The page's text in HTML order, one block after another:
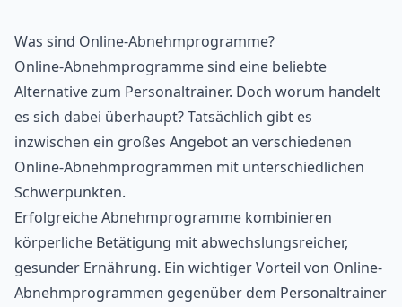
Was sind Online-Abnehmprogramme?
Online-Abnehmprogramme sind eine beliebte
Alternative zum Personaltrainer. Doch worum handelt
es sich dabei überhaupt? Tatsächlich gibt es
inzwischen ein großes Angebot an verschiedenen
Online-Abnehmprogrammen mit unterschiedlichen
Schwerpunkten.
Erfolgreiche Abnehmprogramme kombinieren
körperliche Betätigung mit abwechslungsreicher,
gesunder Ernährung. Ein wichtiger Vorteil von Online-
Abnehmprogrammen gegenüber dem Personaltrainer